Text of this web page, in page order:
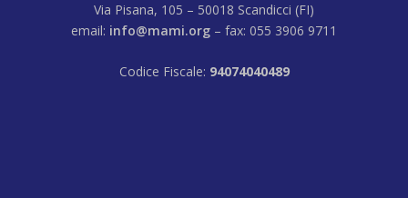
Via Pisana, 105 – 50018 Scandicci (FI)
email: info@mami.org – fax: 055 3906 9711
Codice Fiscale: 94074040489